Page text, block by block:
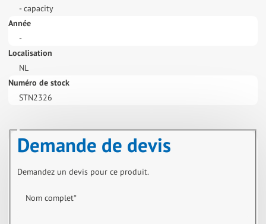
- capacity
Année
-
Localisation
NL
Numéro de stock
STN2326
Demande de devis
Demandez un devis pour ce produit.
Nom complet*